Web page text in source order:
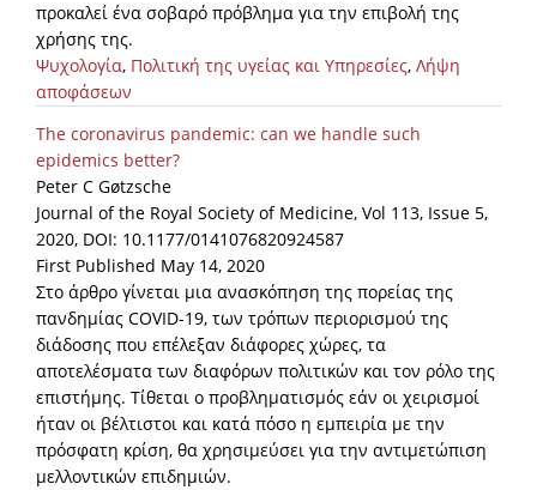
Press Centre
"Innovation, Research & Technology" magazine
Helpdesks
Telephone & email Directory
Access to EKT
προκαλεί ένα σοβαρό πρόβλημα για την επιβολή της
χρήσης της.
Ψυχολογία, Πολιτική της υγείας και Υπηρεσίες, Λήψη
αποφάσεων
The coronavirus pandemic: can we handle such
epidemics better?
Peter C Gøtzsche
Journal of the Royal Society of Medicine, Vol 113, Issue 5,
2020, DOI: 10.1177/0141076820924587
First Published May 14, 2020
Στο άρθρο γίνεται μια ανασκόπηση της πορείας της
πανδημίας COVID-19, των τρόπων περιορισμού της
διάδοσης που επέλεξαν διάφορες χώρες, τα
αποτελέσματα των διαφόρων πολιτικών και τον ρόλο της
επιστήμης. Τίθεται ο προβληματισμός εάν οι χειρισμοί
ήταν οι βέλτιστοι και κατά πόσο η εμπειρία με την
πρόσφατη κρίση, θα χρησιμεύσει για την αντιμετώπιση
μελλοντικών επιδημιών.